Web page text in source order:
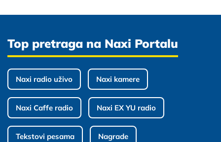
Top pretraga na Naxi Portalu
Naxi radio uživo Naxi kamere
Naxi Caffe radio Naxi EX YU radio
Tekstovi pesama Nagrade